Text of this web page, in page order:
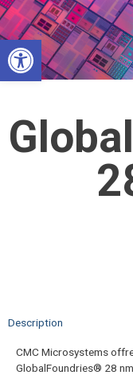
Ouvrir la
Aller
au
contenu
Description
CMC Microsystems
GlobalFoundries® 28